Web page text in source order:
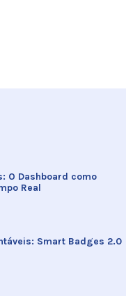
O Dashboard como
Real
Smart Badges 2.0